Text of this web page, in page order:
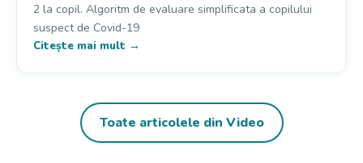
2 la copil. Algoritm de evaluare simplificata a copilului
suspect de Covid-19
Citește mai mult →
Toate articolele din Video